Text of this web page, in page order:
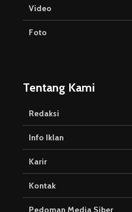
Video
Foto
Tentang Kami
Redaksi
Info Iklan
Karir
Kontak
Pedoman Media Siber